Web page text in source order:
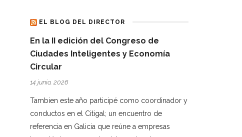
EL BLOG DEL DIRECTOR
En la II edición del Congreso de
Ciudades Inteligentes y Economía
Circular
14 junio, 2026
Tambien este año participé como coordinador y
conductos en el Citigal; un encuentro de
referencia en Galicia que reúne a empresas